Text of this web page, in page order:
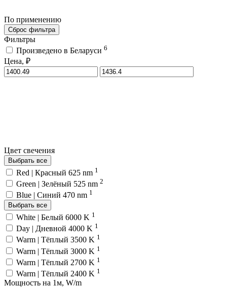
По применению
Сброс фильтра
Фильтры
Произведено в Беларуси 6
Цена, ₽
Цвет свечения
Выбрать все
Red | Красный 625 nm 1
Green | Зелёный 525 nm 2
Blue | Синий 470 nm 1
Выбрать все
White | Белый 6000 K 1
Day | Дневной 4000 K 1
Warm | Тёплый 3500 K 1
Warm | Тёплый 3000 K 1
Warm | Тёплый 2700 K 1
Warm | Тёплый 2400 K 1
Мощность на 1м, W/m